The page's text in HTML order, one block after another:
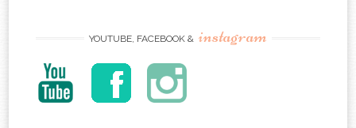
YOUTUBE, FACEBOOK & instagram